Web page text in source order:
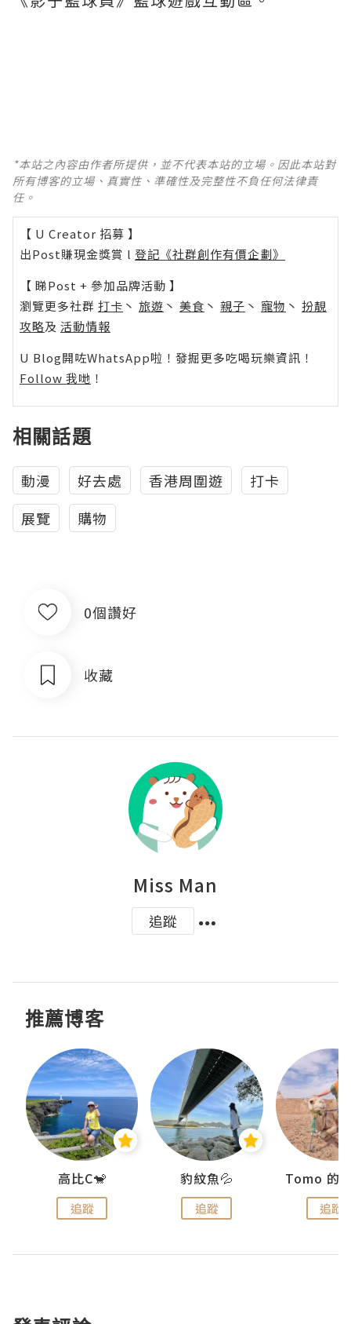
*本站之內容由作者所提供，並不代表本站的立場。因此本站對
所有博客的立場、真實性、準確性及完整性不負任何法律責
任。
【 U Creator 招募 】
出Post賺現金獎賞 l 登記《社群創作有價企劃》
【 睇Post + 參加品牌活動 】
瀏覽更多社群 打卡 丶 旅遊 丶 美食 丶 親子 丶 寵物 丶 扮靚
攻略及 活動情報
U Blog開咗WhatsApp啦！發掘更多吃喝玩樂資訊！
Follow 我哋 ！
相關話題
動漫 好去處 香港周圍遊
打卡
展覽
購物
0個讚好
收藏
Miss Man
追蹤
推薦博客
高比C🐒
追蹤
豹紋魚💦
追蹤 追蹤